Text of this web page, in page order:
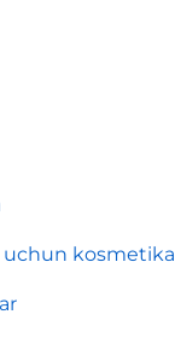
uchun kosmetika